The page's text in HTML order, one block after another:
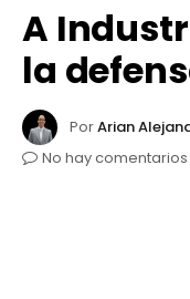
A
la
PorArian
No hay comentarios